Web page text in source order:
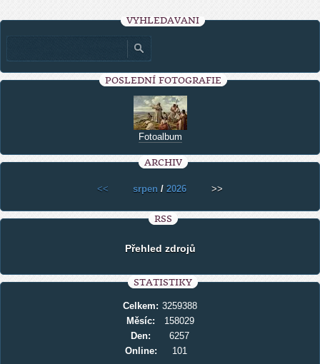
VYHLEDÁVÁNÍ
POSLEDNÍ FOTOGRAFIE
Fotoalbum
ARCHIV
<< srpen / 2026 >>
RSS
Přehled zdrojů
STATISTIKY
Online: 101
Celkem: 3259388
Měsíc:
158029
Den:
6257